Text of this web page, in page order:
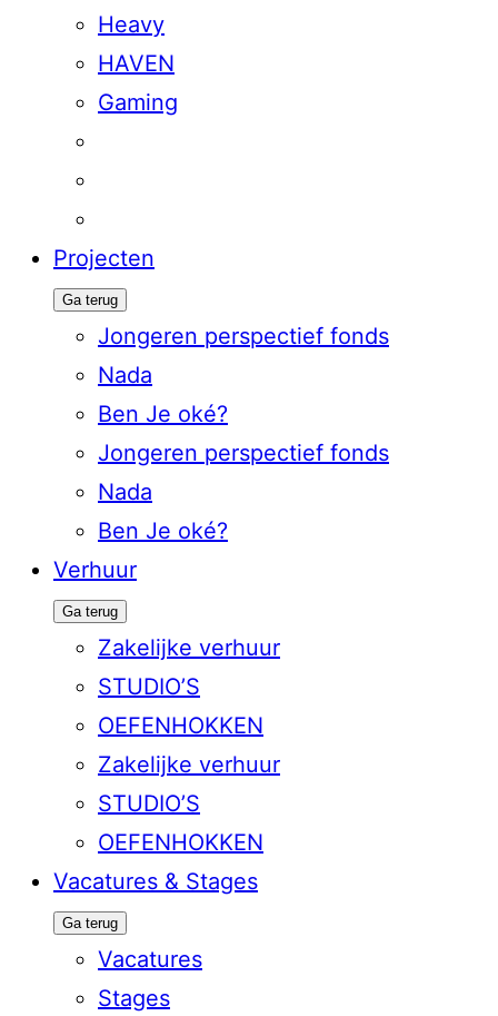
Heavy
HAVEN
Gaming
Projecten
Ga terug
Jongeren perspectief fonds
Nada
Ben Je oké?
Jongeren perspectief fonds
Nada
Ben Je oké?
Verhuur
Ga terug
Zakelijke verhuur
STUDIO’S
OEFENHOKKEN
Zakelijke verhuur
STUDIO’S
OEFENHOKKEN
Vacatures & Stages
Ga terug
Vacatures
Stages